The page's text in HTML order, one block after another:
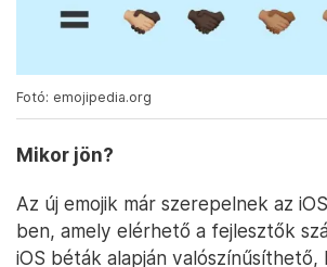
Fotó: emojipedia.org
Mikor jön?
Az új emojik már szerepelnek az
ben, amely elérhető a fejlesztők
iOS béták alapján valószínűsíthető,